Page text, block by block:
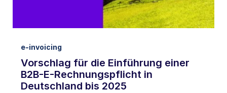
e-invoicing
Vorschlag für die Einführung einer
B2B-E-Rechnungspflicht in
Deutschland bis 2025